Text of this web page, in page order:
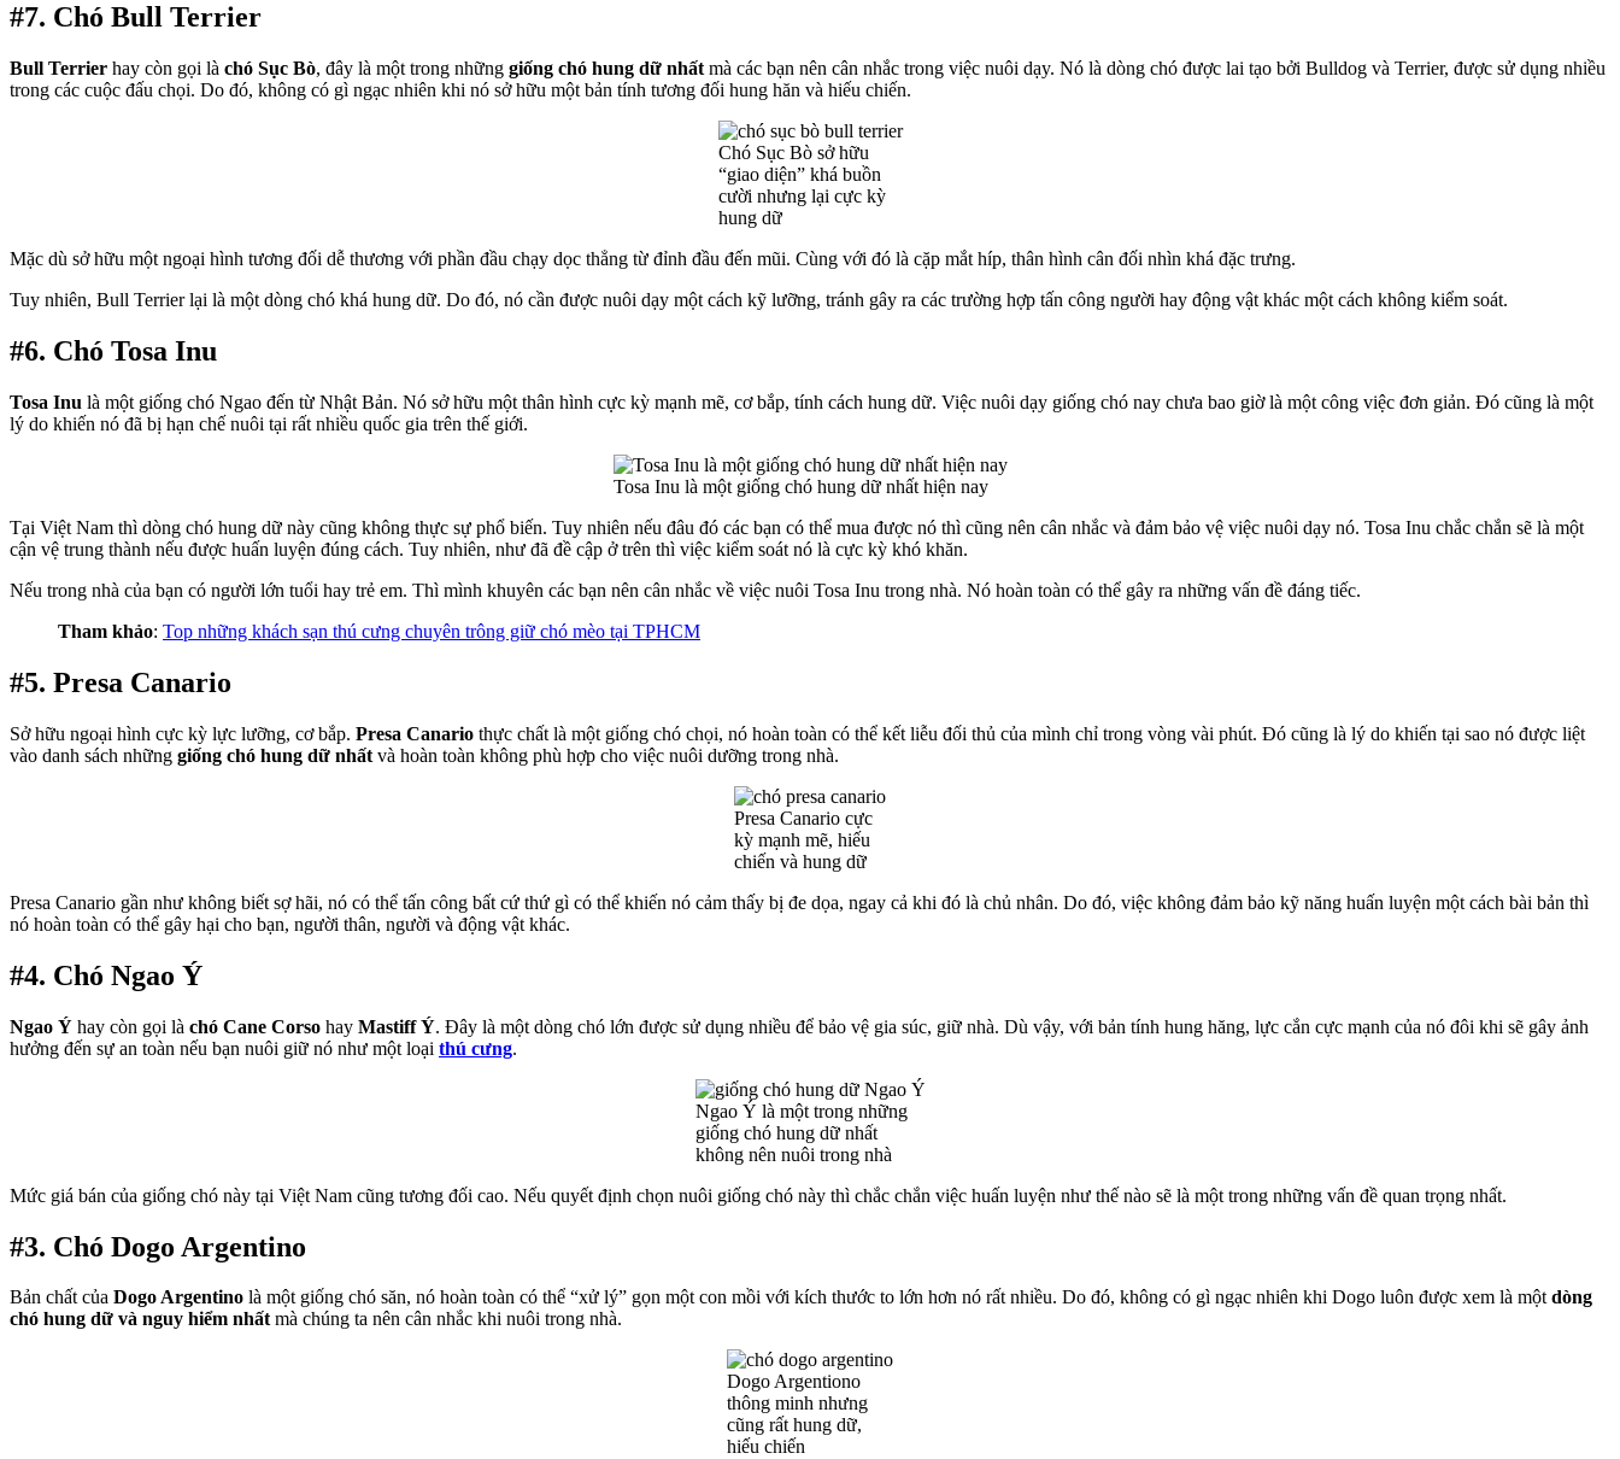
#7. Chó Bull Terrier
Bull Terrier hay còn gọi là chó Sục Bò, đây là một trong những giống chó hung dữ nhất mà các bạn nên cân nhắc trong việc nuôi dạy. Nó là dòng chó được lai tạo bởi Bulldog và Terrier, được sử dụng nhiều
trong các cuộc đấu chọi. Do đó, không có gì ngạc nhiên khi nó sở hữu một bản tính tương đối hung hăn và hiếu chiến.
Chó Sục Bò sở hữu
“giao diện” khá buồn
cười nhưng lại cực kỳ
hung dữ
Mặc dù sở hữu một ngoại hình tương đối dễ thương với phần đầu chạy dọc thẳng từ đỉnh đầu đến mũi. Cùng với đó là cặp mắt híp, thân hình cân đối nhìn khá đặc trưng.
Tuy nhiên, Bull Terrier lại là một dòng chó khá hung dữ. Do đó, nó cần được nuôi dạy một cách kỹ lưỡng, tránh gây ra các trường hợp tấn công người hay động vật khác một cách không kiểm soát.
#6. Chó Tosa Inu
Tosa Inu là một giống chó Ngao đến từ Nhật Bản. Nó sở hữu một thân hình cực kỳ mạnh mẽ, cơ bắp, tính cách hung dữ. Việc nuôi dạy giống chó nay chưa bao giờ là một công việc đơn giản. Đó cũng là một
lý do khiến nó đã bị hạn chế nuôi tại rất nhiều quốc gia trên thế giới.
Tosa Inu là một giống chó hung dữ nhất hiện nay
Tại Việt Nam thì dòng chó hung dữ này cũng không thực sự phổ biến. Tuy nhiên nếu đâu đó các bạn có thể mua được nó thì cũng nên cân nhắc và đảm bảo vệ việc nuôi dạy nó. Tosa Inu chắc chắn sẽ là một
cận vệ trung thành nếu được huấn luyện đúng cách. Tuy nhiên, như đã đề cập ở trên thì việc kiểm soát nó là cực kỳ khó khăn.
Nếu trong nhà của bạn có người lớn tuổi hay trẻ em. Thì mình khuyên các bạn nên cân nhắc về việc nuôi Tosa Inu trong nhà. Nó hoàn toàn có thể gây ra những vấn đề đáng tiếc.
Tham khảo: Top những khách sạn thú cưng chuyên trông giữ chó mèo tại TPHCM
#5. Presa Canario
Sở hữu ngoại hình cực kỳ lực lưỡng, cơ bắp. Presa Canario thực chất là một giống chó chọi, nó hoàn toàn có thể kết liễu đối thủ của mình chỉ trong vòng vài phút. Đó cũng là lý do khiến tại sao nó được liệt
vào danh sách những giống chó hung dữ nhất và hoàn toàn không phù hợp cho việc nuôi dưỡng trong nhà.
Presa Canario cực
kỳ mạnh mẽ, hiếu
chiến và hung dữ
Presa Canario gần như không biết sợ hãi, nó có thể tấn công bất cứ thứ gì có thể khiến nó cảm thấy bị đe dọa, ngay cả khi đó là chủ nhân. Do đó, việc không đảm bảo kỹ năng huấn luyện một cách bài bản thì
nó hoàn toàn có thể gây hại cho bạn, người thân, người và động vật khác.
#4. Chó Ngao Ý
Ngao Ý hay còn gọi là chó Cane Corso hay Mastiff Ý. Đây là một dòng chó lớn được sử dụng nhiều để bảo vệ gia súc, giữ nhà. Dù vậy, với bản tính hung hăng, lực cắn cực mạnh của nó đôi khi sẽ gây ảnh
hưởng đến sự an toàn nếu bạn nuôi giữ nó như một loại thú cưng.
Ngao Ý là một trong những
giống chó hung dữ nhất
không nên nuôi trong nhà
Mức giá bán của giống chó này tại Việt Nam cũng tương đối cao. Nếu quyết định chọn nuôi giống chó này thì chắc chắn việc huấn luyện như thế nào sẽ là một trong những vấn đề quan trọng nhất.
#3. Chó Dogo Argentino
Bản chất của Dogo Argentino là một giống chó săn, nó hoàn toàn có thể “xử lý” gọn một con mồi với kích thước to lớn hơn nó rất nhiều. Do đó, không có gì ngạc nhiên khi Dogo luôn được xem là mộtdòng
chó hung dữ và nguy hiểm nhấtmà chúng ta nên cân nhắc khi nuôi trong nhà.
Dogo Argentiono
thông minh nhưng
cũng rất hung dữ,
hiếu chiến